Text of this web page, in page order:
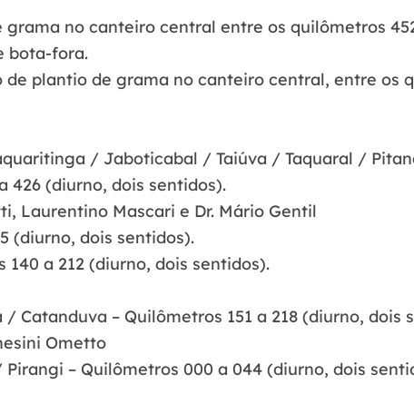
no canteiro central entre os quilômetros
bota-fora.
de plantio de grama no canteiro central, entre os
/ Jaboticabal / Taiúva / Taquaral /
426 (diurno, dois sentidos).
Laurentino Mascari e Dr. Mário Gentil
(diurno, dois sentidos).
a 212 (diurno, dois sentidos).
– Quilômetros 151 a 218 (diurno, dois
Ometto
– Quilômetros 000 a 044 (diurno, dois